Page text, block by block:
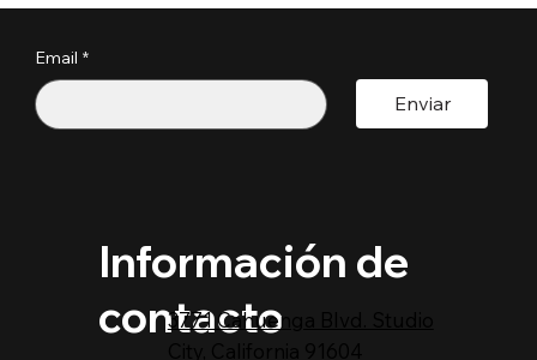
por estos
Email *
Enviar
Información de
contacto
3771 Cahuenga Blvd. Studio